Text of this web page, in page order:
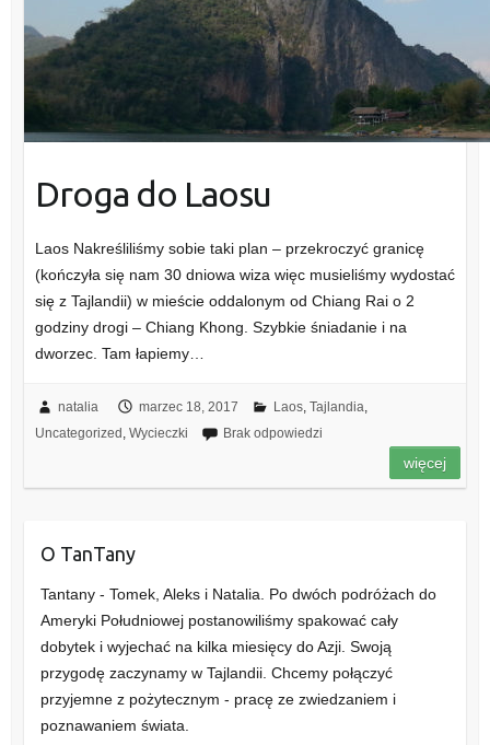
Droga do Laosu
Laos Nakreśliliśmy sobie taki plan – przekroczyć granicę
(kończyła się nam 30 dniowa wiza więc musieliśmy wydostać
się z Tajlandii) w mieście oddalonym od Chiang Rai o 2
godziny drogi – Chiang Khong. Szybkie śniadanie i na
dworzec. Tam łapiemy…
natalia marzec 18, 2017 Laos, Tajlandia
Uncategorized Wycieczki Brak odpowiedzi
więcej
O TanTany
Tantany - Tomek, Aleks i Natalia. Po dwóch podróżach do
Ameryki Południowej postanowiliśmy spakować cały
dobytek i wyjechać na kilka miesięcy do Azji. Swoją
przygodę zaczynamy w Tajlandii. Chcemy połączyć
przyjemne z pożytecznym - pracę ze zwiedzaniem i
poznawaniem świata.